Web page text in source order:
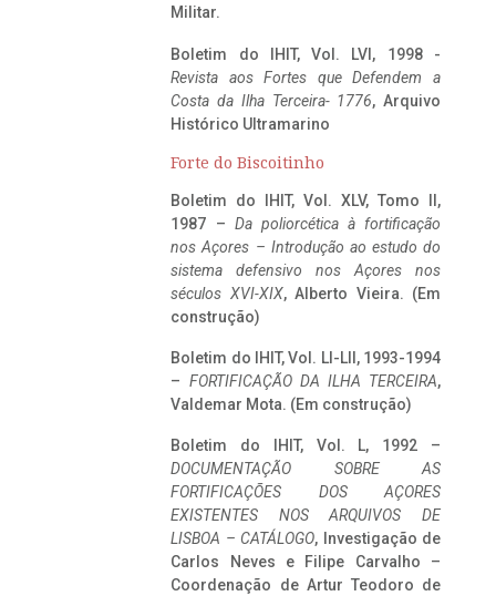
Militar.
Boletim do IHIT, Vol. LVI, 1998 -
Revista aos Fortes que Defendem a
Costa da Ilha Terceira- 1776, Arquivo
Histórico Ultramarino
Forte do Biscoitinho
Boletim do IHIT, Vol. XLV, Tomo II,
1987 – Da poliorcética à fortificação
nos Açores – Introdução ao estudo do
sistema defensivo nos Açores nos
séculos XVI-XIX, Alberto Vieira. (Em
construção)
Boletim do IHIT, Vol. LI-LII, 1993-1994
– FORTIFICAÇÃO DA ILHA TERCEIRA,
Valdemar Mota. (Em construção)
Boletim do IHIT, Vol. L, 1992 –
DOCUMENTAÇÃO SOBRE AS
FORTIFICAÇÕES DOS AÇORES
EXISTENTES NOS ARQUIVOS DE
LISBOA – CATÁLOGO, Investigação de
Carlos Neves e Filipe Carvalho –
Coordenação de Artur Teodoro de